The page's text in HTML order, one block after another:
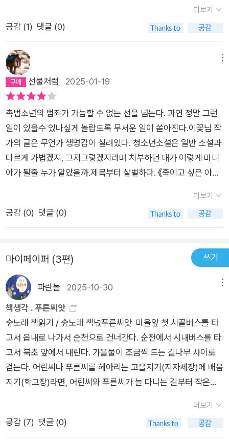
사라져야 하는 문화, 다정함이 이기는 사회가 진정한 세상임을 확
인하게 된 소설이다.​​서은이는 저한테 위로하는 방법을 알려주는
욕하고 다니고 괜히 이상한 소문에 휩쓸려서 없는 말 지어내고 그
런 애들이 문제인 거지. 나는 선량하게 내 할 일 하고 조용히 남한
테 신경 끄고 살겠다 이건데, 뭐가 문제냐고. 164​무너진 삶을 회
복하고 조각난 가족을 원래대로 맞추는데 필요한 것은 그저 그런
평범한 일상, 그게 다였다. 211여론과 언론 110​내 자식 밥 걱정해
주는 사람이 정말 고마운 사람이라는 거. 이제 알겠더라구요. 20
4​아무짝에도 쓸모없는 일에 마음 쓰지 말고. 195​​어쩌다 증오의
사회가 되었을까? 누군가를 헐뜯고 미워하고 욕지거리를 내뱉으
면, 악의적인 소문을 퍼뜨리고 어떤 변명도 들어주지 않은 채 몰
만들어 누군가를 파묻고 나면, 그렇게 하면 안식이 찾아오는 걸
까. - P109사람이 혼자 사는 거 아니다. 다른 사람한테 힘이 되주
면 내가 힘들 때 반드시 다른 사람들이 나를 돕는다.- P162
어보면 좋겠다. 우리가 사랑하는 아이는 무엇을 원하고 어떤 것을
시간이었다. 서은과 주연의 대화에서 혼자가 아니라고, 그래도 괜
찮다고, 별거 아니라고 말에 눈물이 났다. 혼자가 될까 봐 두려운
것은 어른도 아이도 마찬가지이다. 옆에 있는 누군가에게 다정
한 말을 건내고 손 내밀어 줄 수 있는 삶. <죽이고 싶은 아이 2>
는 그것을 우리에게 권한다.
마.그들의 혼란과 고통을 각자의 관점에서 구구절절 늘어놓고그
들의 삶과 고통을 앎으로써 이해하게 하려는 작가의 마음이 느껴
박수를.뉴스와 댓글과 커뮤니티, 유튜버가 등장해서매우 있을 법
한 일들을 벌이기에 읽는 동안 불편한데,주연을 비난하는 사람들
의 입장은 대표적인 자기모순을 보여주어 좀 웃겼다.경찰은 바보
범 밝혀짐-->뉴스는 사실 아님, 믿는 게 바보. 유튜브를 믿어라.-
->사람들이 줏대가 없음--> 무엇보다 아파트값이 중요. (38-39
쪽)이런 이야기가 두 페이지에 걸쳐 펼쳐진다.후속편이라도 전편
의 이야기와 걸치면서 진행되는 이야기가 있는가 하면온전히 전
편에 속한 이야기가 있는데이 이야기는 후자다.전편이 없으면 혼
자 서기 어려운,용서와 회복을 향한 에필로그 같은 소설.또는 외
전 정도.하나씩 쌓아가는 일상을 응원한다.평범한 일상에 감사하
대해 생각하지 않았다. 가장 친한 친구를 잃고, 가족에게도 믿음
을 받지 못한 채 버려지고 초라해진 작은 소녀 따위는 누구도 관
심을 갖지 않았다. 그렇게 아무렇게나 욕을 받던 아이는, 누구도
자신을 믿어주지 않는 세상 속에서 찢긴 채 오래된 꽃처럼 시들어
가고 있었다.- P34그런데 내가 정말로 서은이를 괴롭혔나?서은
이를 가장 소중한 친구라 생각했는데, 아니었던가. 서은이가 좋았
는데, 그랬는데 왜 내가 서은이를 힘들게 했던 거야. 왜 그랬지?
사람들 말처럼 내가 악마 같은 애라서, 그래서 그랬던 걸까.- P5
5누군가는 어떻게 딸을 믿지 않을 수 있냐고 할지 모르지만, 주연
아빠에게 자식에 대한 사랑은 자식이 어떤 일을 했든 하지 않았든
그것을 믿고 안 믿고와는 아무 상관이 없었다. 믿음과는 별개로
주연을 어떤 일이 있어도 지킬 테니까.- P105별일 아닌 하루가
더보기
공감 (1) 댓글 (0)
선물처럼 2025-01-19
촉법소년의 범죄가 가늠할 수 없는 선을 넘는다. 과연 정말 그런
일이 있을수 있나싶게 놀랍도록 무서운 일이 쏟아진다.이꽃님 작
가의 글은 무언가 생명감이 실려있다. 청소년소설은 일반 소설과
다르게 가볍겠지, 그저그렇겠지라며 치부하던 내가 이렇게 마니
아가 될줄 누가 알았을까.제목부터 살벌하다. 《죽이고 싶은 아이
는 크게 달라지지않았다 싶었다. 다들 평범한 부모안에서 평범하
게 크고 자란 보통의 아이들일테니.그 이상의 것을 주고도 채워지
부모일까? 아이들일까?어른은 어른다움으로,아이들은 아이다움
으로 사는 게 어려운 숙제처럼 다가온다.아이들은 아이답게 성장
할 수 있는 세상...얼마전 <더 글로리>라는 드라마가 이슈가 되
었다. 제대로 본적은 없지만 유튜브를 통해 짬짬이 보게 됐다. 강
한자는 영원히 강해지고,약자는 영원히 약해지는...딜레마에 빠져
놀랍기도 하고, 무섭기도 하고, 말문이 막혔다.세상은 눈을 감고,
귀를 닫고, 입을 막고 산다.어느 누구에게도 뒤돌아보지 말라고
하고, 손을 내밀면 안된다고 한다.세상은 잘 먹고 잘 사는 것도 중
요하지만 더불어 살아가는데 마음 하나씩은 내어줄줄 알면서 사
는 세상이 되었으면 한다.《죽이고 싶은 아이 1,2》는 세상이, 모든
더보기
공감 (0) 댓글 (0)
마이페이퍼 (3편) 쓰기
파란놀 2025-10-30
책생각 . 푸른씨앗
숲노래 책읽기 / 숲노래 책넋푸른씨앗 마을앞 첫 시골버스를 타
고서 읍내로 나가서 순천으로 건너간다. 순천에서 시내버스를 타
고서 북초 앞에서 내린다. 가을물이 조금씩 드는 길나무 사이로
걷는다. 어린씨나 푸른씨를 헤아리는 고을지기(지자체장)에 배움
지기(학교장)라면, 어린씨와 푸른씨가 늘 다니는 길부터 작은숲
도 하되, 작은숲길을 순천 한켠에서 만나기에 더 천천히 걷는다.
예전 순천여중이 세빛중으로 이름을 바꾸었단다. 새길을 가며 이
더보기
공감 (7) 댓글 (0)